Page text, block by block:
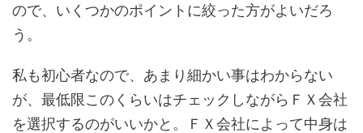
ので、いくつかのポイントに絞った方がよいだろ
う。
私も初心者なので、あまり細かい事はわからない
が、最低限このくらいはチェックしながらＦＸ会社
を選択するのがいいかと。ＦＸ会社によって中身は